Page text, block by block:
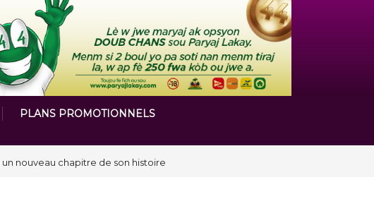
PLANS PROMOTIONNELS